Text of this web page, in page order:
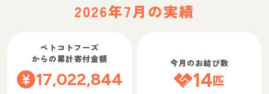
2026年7月の実績
ペトコトフーズ
からの累計寄付金額
17,022,844
今月のお結び数
14匹